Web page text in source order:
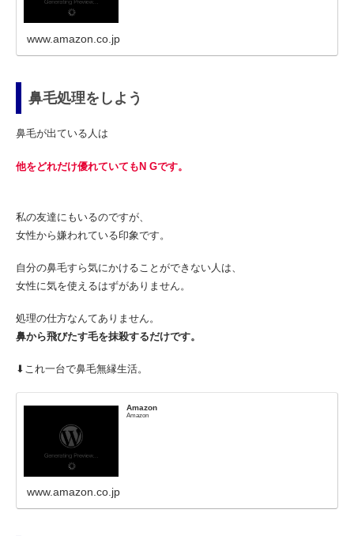
www.amazon.co.jp
鼻毛処理をしよう
鼻毛が出ている人は
他をどれだけ優れていてもN Gです。
私の友達にもいるのですが、
女性から嫌われている印象です。
自分の鼻毛すら気にかけることができない人は、
女性に気を使えるはずがありません。
処理の仕方なんてありません。
鼻から飛びたす毛を抹殺するだけです。
⬇︎これ一台で鼻毛無縁生活。
Amazon
Amazon
www.amazon.co.jp